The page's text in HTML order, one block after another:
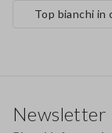
Top bianchi in
Newsletter